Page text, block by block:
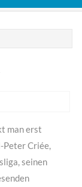
man erst
Peter Criée,
seinen